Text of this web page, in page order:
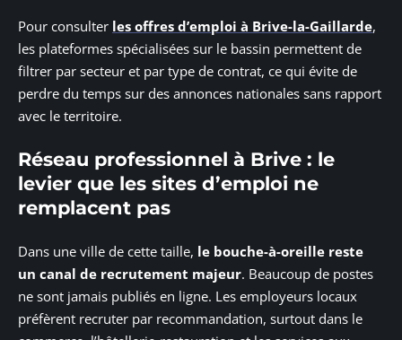
Pour consulter les offres d’emploi à Brive-la-Gaillarde,
les plateformes spécialisées sur le bassin permettent de
filtrer par secteur et par type de contrat, ce qui évite de
perdre du temps sur des annonces nationales sans rapport
avec le territoire.
Réseau professionnel à Brive : le
levier que les sites d’emploi ne
remplacent pas
Dans une ville de cette taille, le bouche-à-oreille reste
un canal de recrutement majeur. Beaucoup de postes
ne sont jamais publiés en ligne. Les employeurs locaux
préfèrent recruter par recommandation, surtout dans le